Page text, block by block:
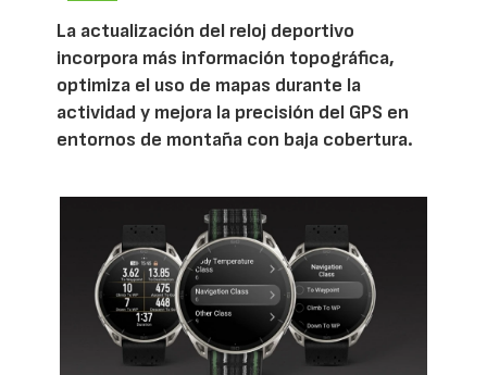
La actualización del reloj deportivo
incorpora más información topográfica,
optimiza el uso de mapas durante la
actividad y mejora la precisión del GPS en
entornos de montaña con baja cobertura.